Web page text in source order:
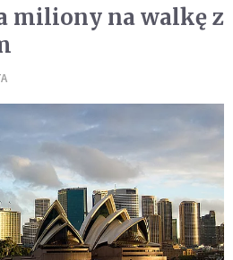
miliony na walkę z